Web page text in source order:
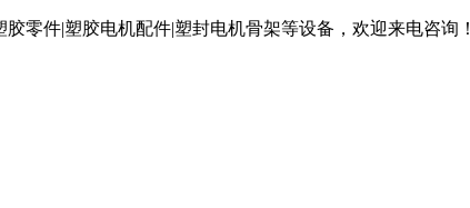
零件|塑胶电机配件|塑封电机骨架等设备，欢迎来电咨询！